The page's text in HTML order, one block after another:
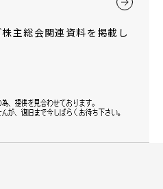
主総会関連資料を掲載し